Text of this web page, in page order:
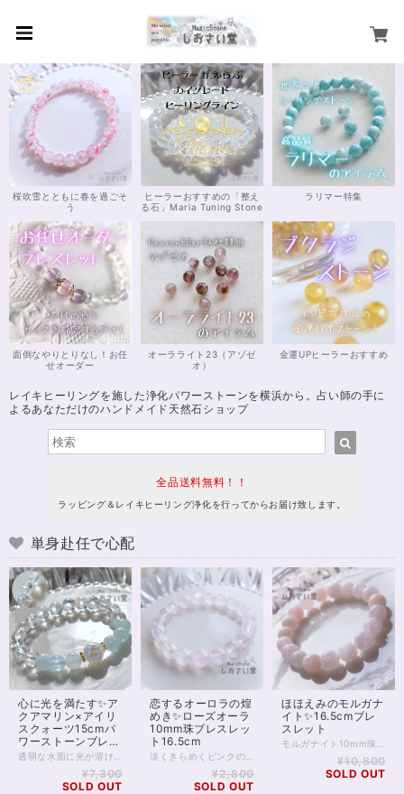
桜吹雪とともに春を過ごそ
う
ヒーラーおすすめの「整え
る石」Maria Tuning Stone
ラリマー特集
面倒なやりとりなし！お任
せオーダー
オーラライト23（アゾゼ
オ）
金運UPヒーラーおすすめ
レイキヒーリングを施した浄化パワーストーンを横浜から。占い師の手に
よるあなただけのハンドメイド天然石ショップ
全品送料無料！！
ラッピング＆レイキヒーリング浄化を行ってからお届け致します。
単身赴任で心配
心に光を満たす✨ア
クアマリン×アイリ
スクォーツ15cmパ
ワーストーンブレス
レット
¥7,300
SOLD OUT
恋するオーロラの煌
めき✨ローズオーラ
10mm珠ブレスレッ
ト16.5cm
¥2,800
SOLD OUT
ほほえみのモルガナ
イト✨16.5cmブレ
スレット
¥10,800
SOLD OUT